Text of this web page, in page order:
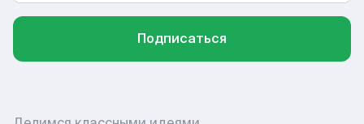
Подписаться